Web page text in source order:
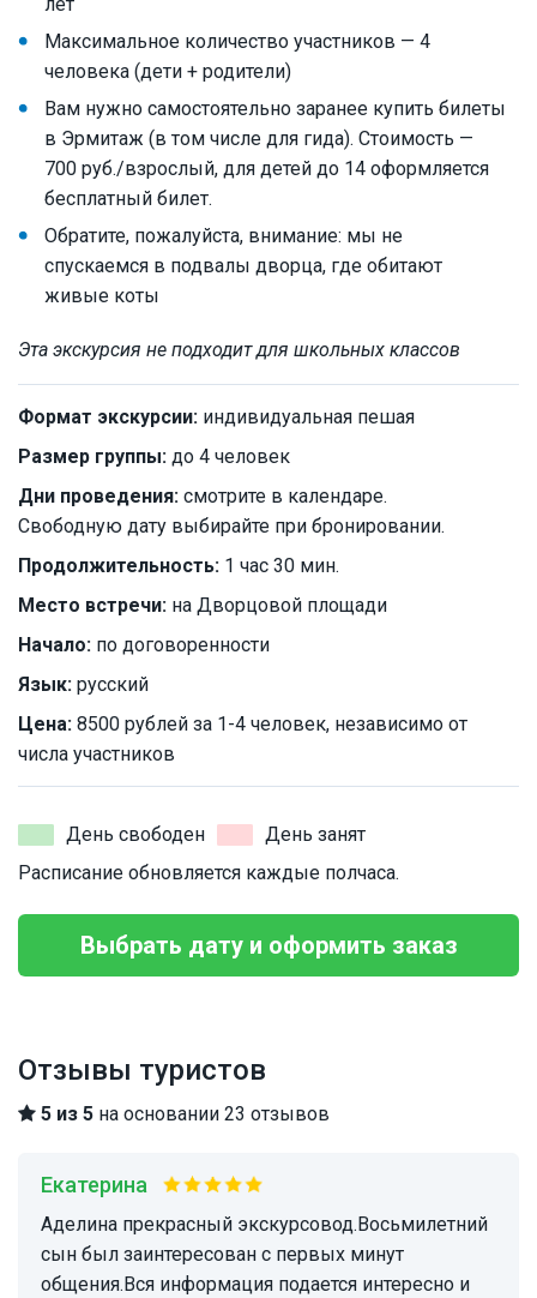
Максимальное количество участников — 4
человека (дети + родители)
Вам нужно самостоятельно заранее купить билеты
в Эрмитаж (в том числе для гида). Стоимость —
700 руб./взрослый, для детей до 14 оформляется
бесплатный билет.
Обратите, пожалуйста, внимание: мы не
спускаемся в подвалы дворца, где обитают
живые коты
Эта экскурсия не подходит для школьных классов
Формат экскурсии: индивидуальная пешая
Размер группы: до 4 человек
Дни проведения: смотрите в календаре.
Свободную дату выбирайте при бронировании.
Продолжительность: 1 час 30 мин.
Место встречи: на Дворцовой площади
Начало: по договоренности
Язык: русский
Цена: 8500 рублей за 1-4 человек, независимо от
числа участников
День свободен
День занят
Расписание обновляется каждые полчаса.
Выбрать дату и оформить заказ
Отзывы туристов
5 из 5 на основании 23 отзывов
Екатерина
Аделина прекрасный экскурсовод.Восьмилетний
сын был заинтересован с первых минут
общения.Вся информация подается интересно и